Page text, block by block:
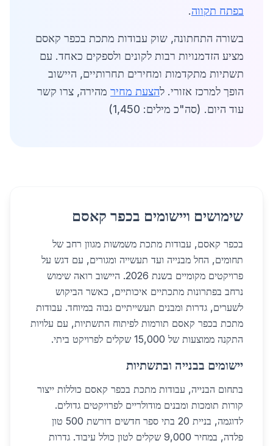
בפתח תקווה.
בשורה התחתונה, שוק עבודות מתכת בכפר קאסם
מציע הזדמנויות רבות לקונים ולספקים כאחד. עם
תשתיות מתקדמות ומחירים תחרותיים, היישוב
הופך למרכז אזורי. להצעת מחיר מהירה, צרו קשר
עוד היום. (סה"כ מילים: 1,450)
שימושים ויישומים בכפר קאסם
בכפר קאסם, עבודות מתכת משמשות מגוון רחב של
תחומים, החל מבנייה ועד תעשייה ומגורים, עם דגש על
פרויקטים מקומיים בשנת 2026. היישוב רואה שימוש
נרחב בפתרונות מתכתיים איכותיים, כאשר הביקוש
לשערים, גדרות ומבנים תעשייתיים גבוה במיוחד. עבודות
מתכת בכפר קאסם תורמות לפיתוח התשתיות, עם עלויות
התקנה ממוצעות של 15,000 שקלים לפרויקט ביתי.
יישומים בבנייה ובתשתיות
בתחום הבנייה, עבודות מתכת בכפר קאסם כוללות ייצור
קורות תומכות ומבנים מודולריים לפרויקטים גדולים.
לדוגמה, בניית 20 בתי ספר חדשים דורשת 500 טון
פלדה, במחיר 9,000 שקלים לטון כולל עיבוד. גדרות